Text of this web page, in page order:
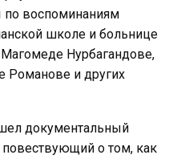
по воспоминаниям
школе и больнице
Нурбагандове,
Романове и других
документальный
повествующий о том, как